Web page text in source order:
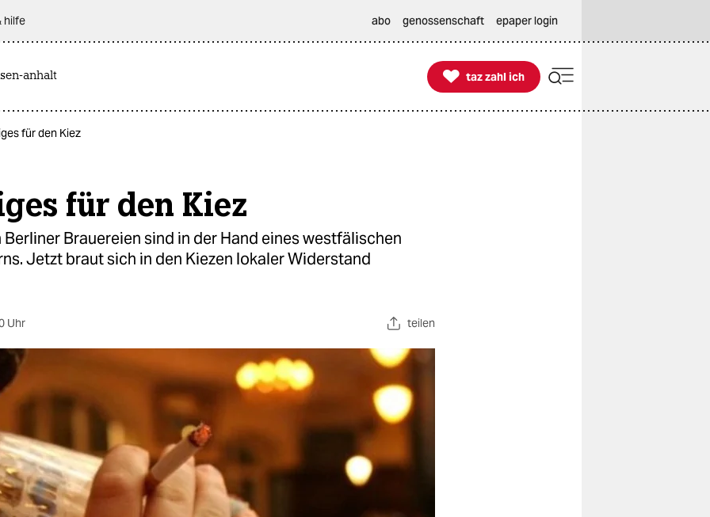
hilfe abo genossenschaft epaper login
anhalt 
taz zahl ich
taz zahl ich
für den Kiez
für den Kiez
Brauereien sind in der Hand eines westfälischen
Jetzt braut sich in den Kiezen lokaler Widerstand
Uhr teilen